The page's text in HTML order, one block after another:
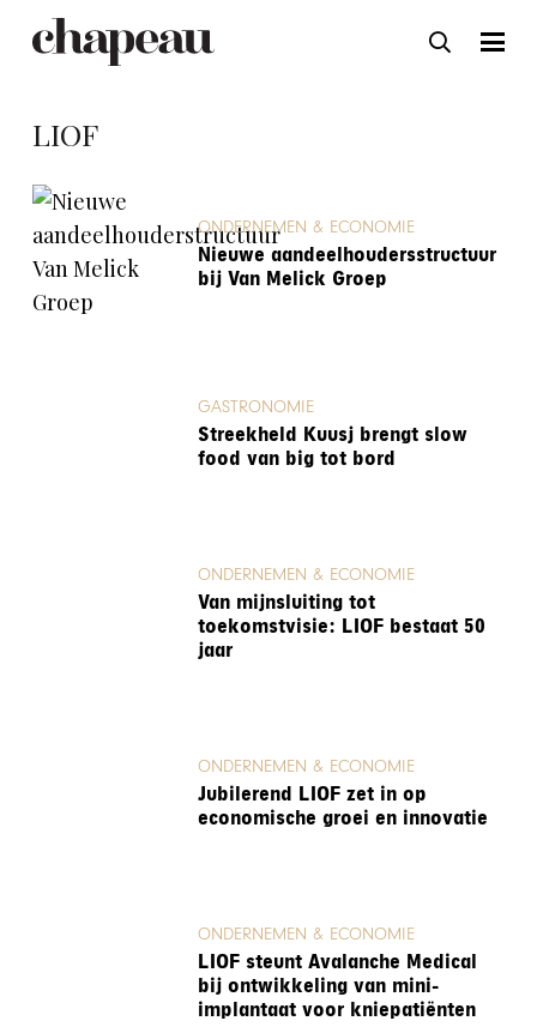
LIOF
ONDERNEMEN & ECONOMIE
Nieuwe aandeelhoudersstructuur
bij Van Melick Groep
GASTRONOMIE
Streekheld Kuusj brengt slow
food van big tot bord
ONDERNEMEN & ECONOMIE
Van mijnsluiting tot
toekomstvisie: LIOF bestaat 50
jaar
ONDERNEMEN & ECONOMIE
Jubilerend LIOF zet in op
economische groei en innovatie
ONDERNEMEN & ECONOMIE
LIOF steunt Avalanche Medical
bij ontwikkeling van mini-
implantaat voor kniepatiënten